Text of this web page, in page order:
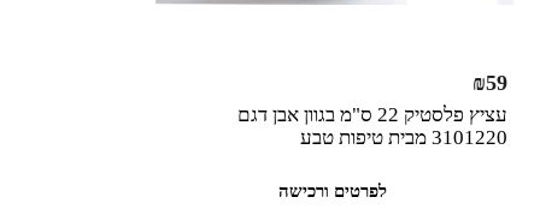
עציץ פלסטיק 22 ס"מ בגוון אבן דגם
3101220 מבית טיפות טבע
₪59
לפרטים ורכישה